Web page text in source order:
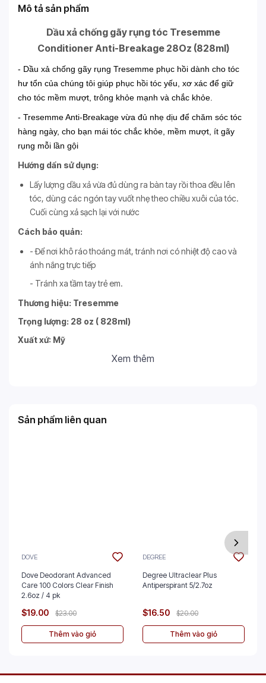
Mô tả sản phẩm
Dầu xả chống gãy rụng tóc Tresemme
Conditioner Anti-Breakage 28Oz (828ml)
- Dầu xả chống gãy rụng Tresemme phục hồi dành cho tóc
hư tổn của chúng tôi giúp phục hồi tóc yếu, xơ xác để giữ
cho tóc mềm mượt, trông khỏe mạnh và chắc khỏe.
- Tresemme Anti-Breakage vừa đủ nhẹ dịu để chăm sóc tóc
hàng ngày, cho bạn mái tóc chắc khỏe, mềm mượt, ít gãy
rụng mỗi lần gội
Hướng dẩn sử dụng:
Lấy lượng dầu xả vừa đủ dùng ra bàn tay rồi thoa đều lên
tóc, dùng các ngón tay vuốt nhẹ theo chiều xuôi của tóc.
Cuối cùng xả sạch lại với nước
Cách bảo quản:
- Để nơi khô ráo thoáng mát, tránh nơi có nhiệt độ cao và
ánh nắng trực tiếp
- Tránh xa tầm tay trẻ em.
Thương hiệu: Tresemme
Trọng lượng: 28 oz ( 828ml)
Xuất xứ: Mỹ
Xem thêm
Sản phẩm liên quan
DOVE
Dove Deodorant Advanced
Care 100 Colors Clear Finish
2.6oz / 4 pk
$19.00 $23.00
Thêm vào giỏ
DEGREE
Degree Ultraclear Plus
Antiperspirant 5/2.7oz
$16.50 $20.00
Thêm vào giỏ